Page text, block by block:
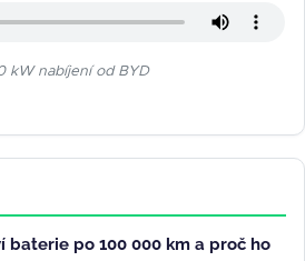
kW nabíjení od BYD
baterie po 100 000 km a proč ho